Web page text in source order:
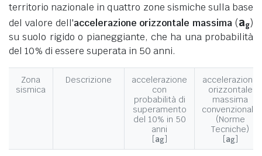
territorio nazionale in quattro zone sismiche sulla base
del valore dell'accelerazione orizzontale massima (ag)
su suolo rigido o pianeggiante, che ha una probabilità
del 10% di essere superata in 50 anni.
Zona
sismica
Descrizione
accelerazione
con
probabilità di
superamento
del 10% in 50
anni
[ag]
accelerazione
orizzontale
massima
convenzionale
(Norme
Tecniche)
[ag]